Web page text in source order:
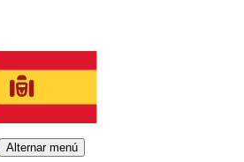
Alternar menú